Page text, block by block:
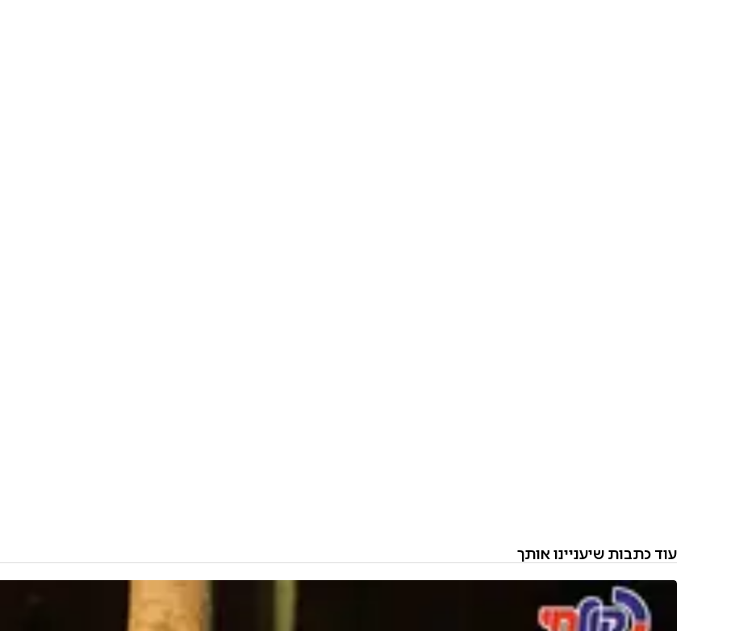
עוד כתבות שיעניינו אותך